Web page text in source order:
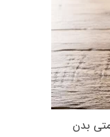
بدن